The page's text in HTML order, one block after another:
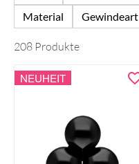
Material
Gewindeart
208 Produkte
NEUHEIT